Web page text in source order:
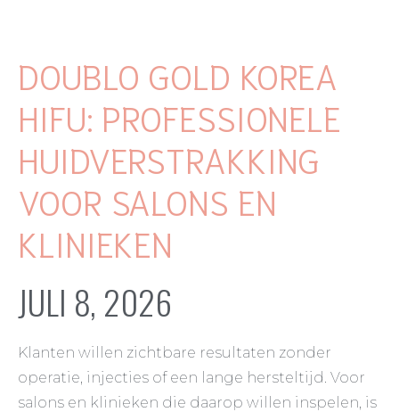
DOUBLO GOLD KOREA
HIFU: PROFESSIONELE
HUIDVERSTRAKKING
VOOR SALONS EN
KLINIEKEN
JULI 8, 2026
Klanten willen zichtbare resultaten zonder
operatie, injecties of een lange hersteltijd. Voor
salons en klinieken die daarop willen inspelen, is